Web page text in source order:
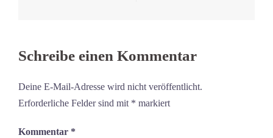
Schreibe einen Kommentar
Deine E-Mail-Adresse wird nicht veröffentlicht.
Erforderliche Felder sind mit * markiert
Kommentar *